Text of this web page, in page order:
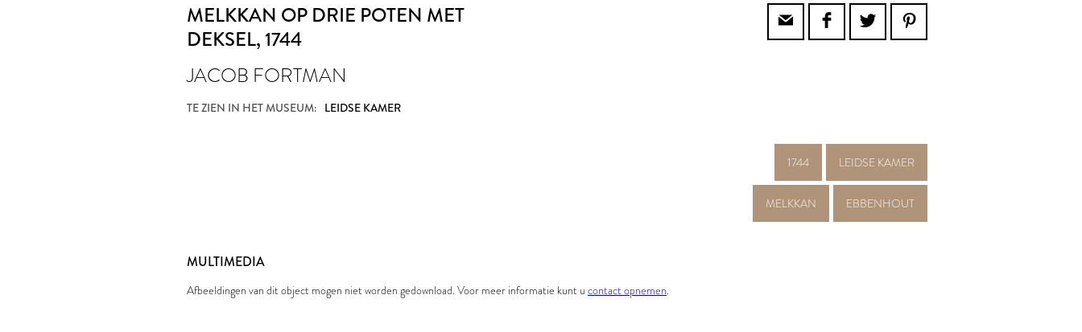
MELKKAN OP DRIE POTEN MET
DEKSEL, 1744
JACOB FORTMAN
TE ZIEN IN HET MUSEUM: LEIDSE KAMER
1744 LEIDSE KAMER
MELKKAN EBBENHOUT
MULTIMEDIA
Afbeeldingen van dit object mogen niet worden gedownload. Voor meer informatie kunt u contact opnemen.